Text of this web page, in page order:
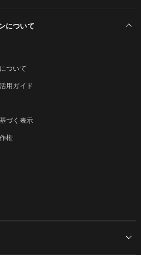
について
ついて
用ガイド
づく表示
権